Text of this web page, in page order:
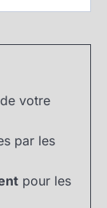
de votre
par les
pour les